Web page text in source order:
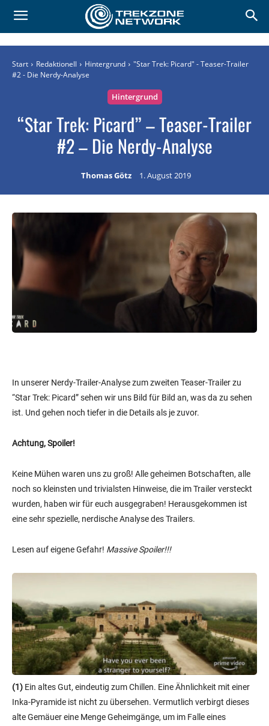
Start Redaktionell Hintergrund
"Star Trek: Picard" - Teaser-Trailer
#2 - Die Nerdy-Analyse
Hintergrund
“Star Trek: Picard” – Teaser-Trailer
#2 – Die Nerdy-Analyse
Thomas Götz 1. August 2019
In unserer Nerdy-Trailer-Analyse zum zweiten Teaser-Trailer zu
“Star Trek: Picard” sehen wir uns Bild für Bild an, was da zu sehen
ist. Und gehen noch tiefer in die Details als je zuvor.
Achtung, Spoiler!
Keine Mühen waren uns zu groß! Alle geheimen Botschaften, alle
noch so kleinsten und trivialsten Hinweise, die im Trailer versteckt
wurden, haben wir für euch ausgegraben! Herausgekommen ist
eine sehr spezielle, nerdische Analyse des Trailers.
Lesen auf eigene Gefahr! Massive Spoiler!!!
(1) Ein altes Gut, eindeutig zum Chillen. Eine Ähnlichkeit mit einer
Inka-Pyramide ist nicht zu übersehen. Vermutlich verbirgt dieses
alte Gemäuer eine Menge Geheimgänge, um im Falle eines